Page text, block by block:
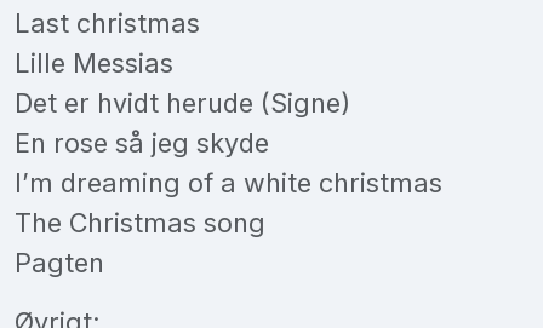
Last christmas
Lille Messias
Det er hvidt herude (Signe)
En rose så jeg skyde
I’m dreaming of a white christmas
The Christmas song
Pagten
Øvrigt: